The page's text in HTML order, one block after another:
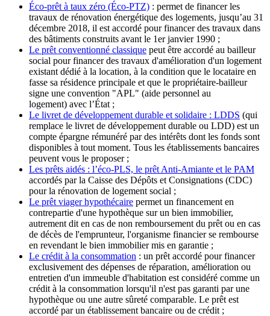
Éco-prêt à taux zéro (Éco-PTZ) : permet de financer les
travaux de rénovation énergétique des logements, jusqu’au 31
décembre 2018, il est accordé pour financer des travaux dans
des bâtiments construits avant le 1er janvier 1990 ;
Le prêt conventionné classique peut être accordé au bailleur
social pour financer des travaux d'amélioration d'un logement
existant dédié à la location, à la condition que le locataire en
fasse sa résidence principale et que le propriétaire-bailleur
signe une convention "APL" (aide personnel au
logement) avec l’État ;
Le livret de développement durable et solidaire : LDDS (qui
remplace le livret de développement durable ou LDD) est un
compte épargne rémunéré par des intérêts dont les fonds sont
disponibles à tout moment. Tous les établissements bancaires
peuvent vous le proposer ;
Les prêts aidés : l’éco-PLS, le prêt Anti-Amiante et le PAM
accordés par la Caisse des Dépôts et Consignations (CDC)
pour la rénovation de logement social ;
Le prêt viager hypothécaire permet un financement en
contrepartie d'une hypothèque sur un bien immobilier,
autrement dit en cas de non remboursement du prêt ou en cas
de décès de l'emprunteur, l'organisme financier se rembourse
en revendant le bien immobilier mis en garantie ;
Le crédit à la consommation : un prêt accordé pour financer
exclusivement des dépenses de réparation, amélioration ou
entretien d'un immeuble d'habitation est considéré comme un
crédit à la consommation lorsqu'il n'est pas garanti par une
hypothèque ou une autre sûreté comparable. Le prêt est
accordé par un établissement bancaire ou de crédit ;